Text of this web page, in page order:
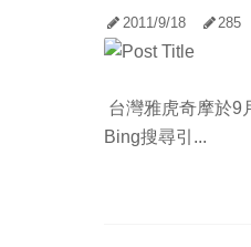
2011/9/18 285
台灣雅虎奇摩於9
Bing搜尋引...